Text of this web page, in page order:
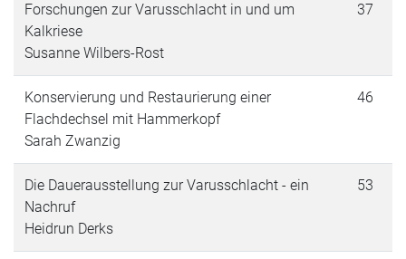
Forschungen zur Varusschlacht in und um
Kalkriese
Susanne Wilbers-Rost
37
Konservierung und Restaurierung einer
Flachdechsel mit Hammerkopf
Sarah Zwanzig
46
Die Dauerausstellung zur Varusschlacht - ein
Nachruf
Heidrun Derks
53